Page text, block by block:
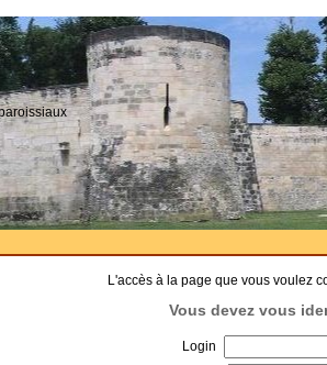
L'accès à la page que vous voulez
Vous devez vous
Login